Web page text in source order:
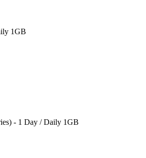
1GB
- 1 Day / Daily 1GB